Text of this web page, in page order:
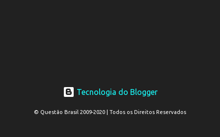
Tecnologia do Blogger
© Questão Brasil 2009-2020 | Todos os Direitos Reservados